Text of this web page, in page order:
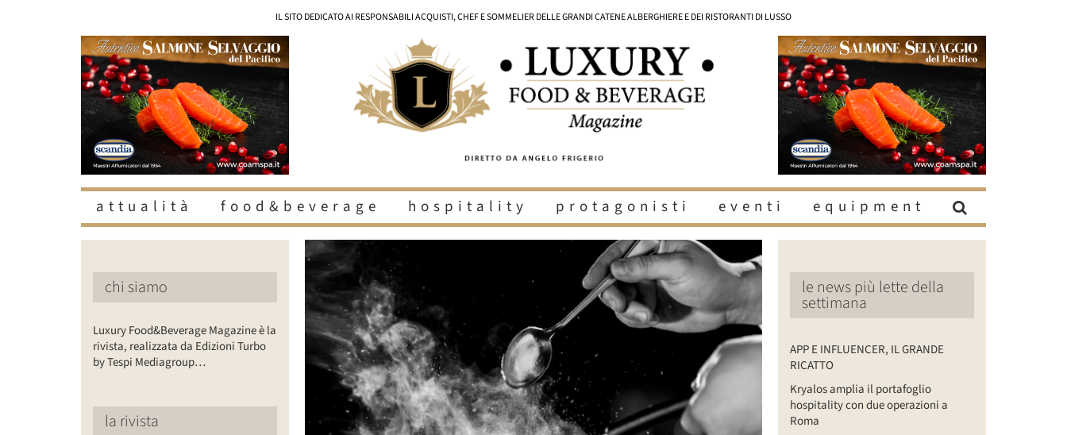
IL SITO DEDICATO AI RESPONSABILI ACQUISTI, CHEF E SOMMELIER DELLE GRANDI CATENE ALBERGHIERE E DEI RISTORANTI DI LUSSO
attualità food&beverage hospitality protagonisti eventi equipment
Ingrandisci
immagine
chi siamo
Luxury Food&Beverage Magazine è la
rivista, realizzata da Edizioni Turbo
by Tespi Mediagroup…
la rivista
le news più lette della
settimana
APP E INFLUENCER, IL GRANDE
RICATTO
Kryalos amplia il portafoglio
hospitality con due operazioni a
Roma